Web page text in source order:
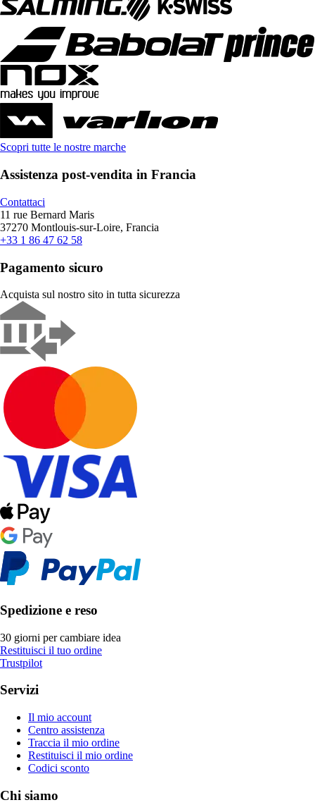
Scopri tutte le nostre marche
Assistenza post-vendita in Francia
Contattaci
11 rue Bernard Maris
37270 Montlouis-sur-Loire, Francia
+33 1 86 47 62 58
Pagamento sicuro
Acquista sul nostro sito in tutta sicurezza
Spedizione e reso
30 giorni per cambiare idea
Restituisci il tuo ordine
Trustpilot
Servizi
Il mio account
Centro assistenza
Traccia il mio ordine
Restituisci il mio ordine
Codici sconto
Chi siamo